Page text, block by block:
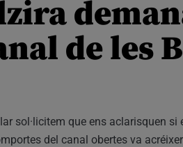
de les
sol·licitem que ens aclarisquen si
del canal obertes va